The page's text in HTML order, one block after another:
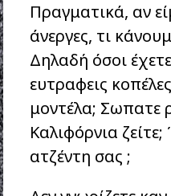
Πραγματικά, αν
άνεργες, τι
Δηλαδή όσοι
ευτραφεις
μοντέλα; Σωπατε
Καλιφόρνια
ατζέντη σας ;